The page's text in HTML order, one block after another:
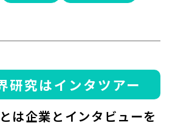
研究はインタツアー
は企業とインタビューを